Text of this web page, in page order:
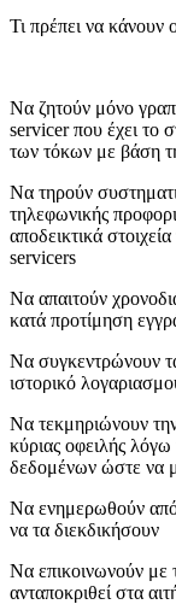
Τι πρέπει να κάνουν
Να ζητούν μόνο
servicer που έχει το
των τόκων με βάση
Να τηρούν
τηλεφωνικής
αποδεικτικά
servicers
Να απαιτούν
κατά προτίμηση
Να συγκεντρώνουν
ιστορικό
Να τεκμηριώνουν
κύριας οφειλής
δεδομένων ώστε να
Να ενημερωθούν
να τα διεκδικήσουν
Να επικοινωνούν
ανταποκριθεί στα